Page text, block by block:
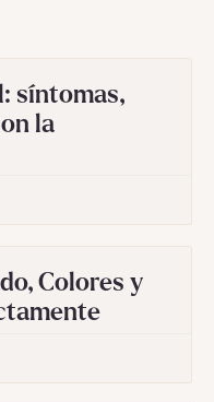
síntomas,
la
Colores y